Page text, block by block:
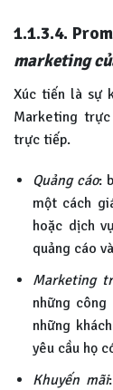
1.1.3.4.
marketing
Xúc tiến là sự
Marketing trực
trực tiếp.
Quảng cáo:
một cách
hoặc dịch
quảng cáo
Marketing
những
những
yêu cầu họ
Khuyến mãi